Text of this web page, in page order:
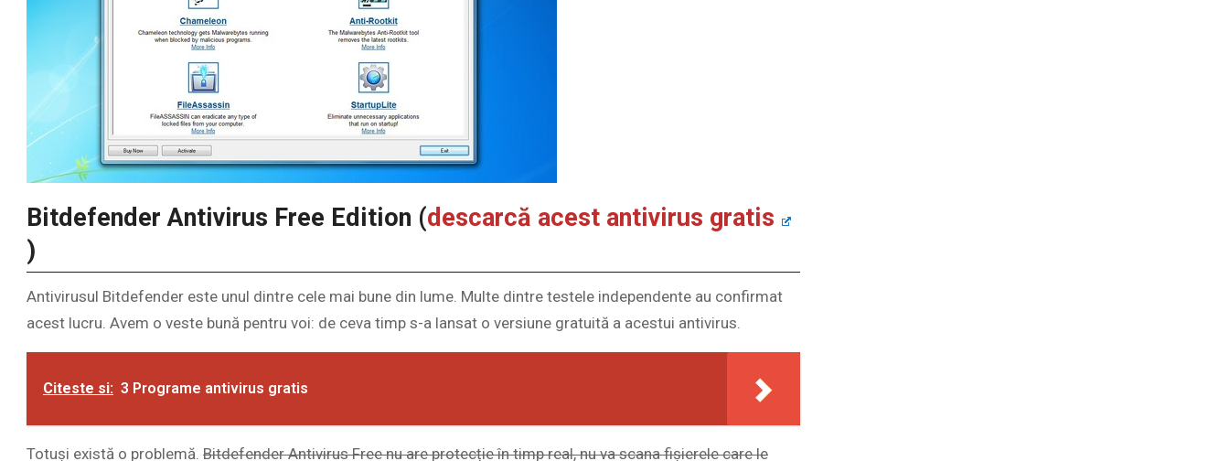
Bitdefender Antivirus Free Edition (descarcă acest antivirus gratis
)
Antivirusul Bitdefender este unul dintre cele mai bune din lume. Multe dintre testele independente au confirmat
acest lucru. Avem o veste bună pentru voi: de ceva timp s-a lansat o versiune gratuită a acestui antivirus.
Citeste si: 3 Programe antivirus gratis
Totuși există o problemă. Bitdefender Antivirus Free nu are protecție în timp real, nu va scana fișierele care le